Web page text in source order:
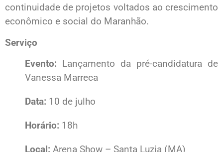
continuidade de projetos voltados ao crescimento
econômico e social do Maranhão.
Serviço
Evento: Lançamento da pré-candidatura de
Vanessa Marreca
Data: 10 de julho
Horário: 18h
Local: Arena Show – Santa Luzia (MA)